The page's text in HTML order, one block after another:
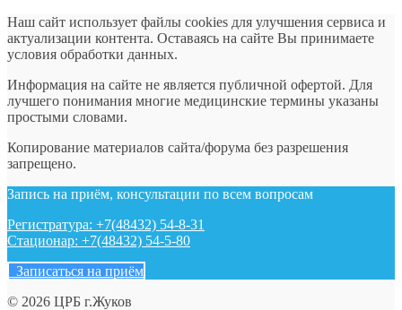
Наш сайт использует файлы cookies для улучшения сервиса и
актуализации контента. Оставаясь на сайте Вы принимаете
условия обработки данных.
Информация на сайте не является публичной офертой. Для
лучшего понимания многие медицинские термины указаны
простыми словами.
Копирование материалов сайта/форума без разрешения
запрещено.
Запись на приём, консультации по всем вопросам
Регистратура: +7(48432) 54-8-31
Стационар: +7(48432) 54-5-80
Записаться на приём
© 2026 ЦРБ г.Жуков